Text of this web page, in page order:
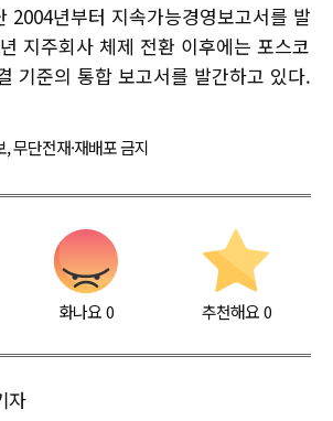
2004년부터 지속가능경영보고서를 발
지주회사 체제 전환 이후에는 포스코
기준의 통합 보고서를 발간하고 있다.
단전재·재배포 금지
화나요0 추천해요 0
자